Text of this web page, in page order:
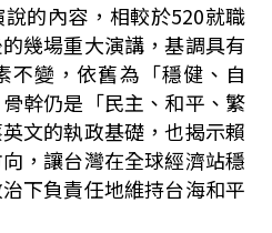
的內容，相較於520就職
幾場重大演講，基調具有
不變，依舊為「穩健、自
幹仍是「民主、和平、繁
文的執政基礎，也揭示賴
，讓台灣在全球經濟站穩
下負責任地維持台海和平